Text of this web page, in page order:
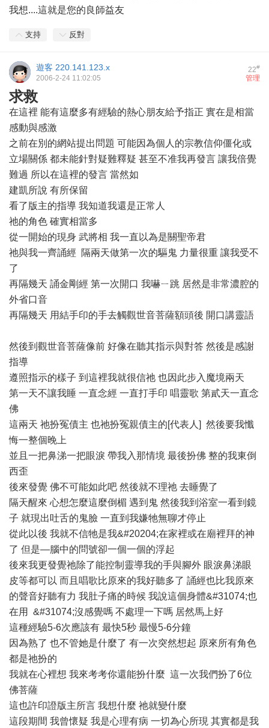
我想....這就是您的良師益友
支持 反對
22#
遊客 220.141.123.x
管理
2006-2-24 11:02:05
求救
在這裡 能有這麼多有經驗的熱心朋友給予指正 實在是相當
感動與感激
之前在別的網站提出問題 可能因為個人的宗教信仰僵化或
立場關係 都未能針對疑難釋疑 甚至不准我再發言 讓我倍覺
難過 所以在這裡的發言 當然如
建凱所說 有所保留
看了版主的指導 我知道我還是正常人
祂的角色 確實相當多
從一開始的現身 武將相 我一直以為是關聖帝君
祂與我一齊誦經 隔兩天做第一次的驅鬼 力量很重 讓我受不
了
再隔幾天 誦金剛經 第一次開口 我嚇ㄧ跳 居然是非常濃腔的
外省口音
再隔幾天 用結手印的手去觸觀世音菩薩額頭後 開口講靈語
然後到觀世音菩薩像前 好像在聽其指示與對答 然後是感謝
指導
遵照指示的樣子 到這裡我就很信祂 也因此步入魔境兩天
第一天不讓我睡 一直念經 一直打手印 唱靈歌 第貳天一直念
佛
這兩天 祂扮冤債主 也祂扮冤親債主的[代表人] 然後要我懺
悔一整個晚上
並且一把鼻涕一把眼淚 帶我入那情境 最後扮佛 整的我東倒
西歪
後來發覺 佛不可能如此吧 然後就不理祂 去睡覺了
隔天醒來 心想怎麼這麼倒楣 遇到鬼 然後我到浴室一看到鏡
子 就現出吐舌的鬼臉 一直到我嫌牠無聊才停止
從此以後 我就不信牠是我&#20204;在家裡或在廟裡拜的神
了 但是—腦中的問號卻一個一個的浮起
後來我更發覺祂除了能控制靈導我的手與腳外 眼淚鼻涕眼
皮等都可以 而且唱歌比原來的我好聽多了 誦經也比我原來
的聲音好聽有力 我肚子痛的時候 我說這個身體&#31074;也
在用 &#31074;沒感覺嗎 不處理一下嗎 居然馬上好
這種經驗5-6次應該有 最快5秒 最慢5-6分鐘
因為熟了 也不管她是什麼了 有一次突然想起 原來所有角色
都是祂扮的
我就在心裡想 我來考考你還能扮什麼 這一次我們扮了6位
佛菩薩
這也許印證版主所言 我想什麼 祂就變什麼
這段期間 我曾懷疑 我是心理有病 一切為心所現 其實都是我